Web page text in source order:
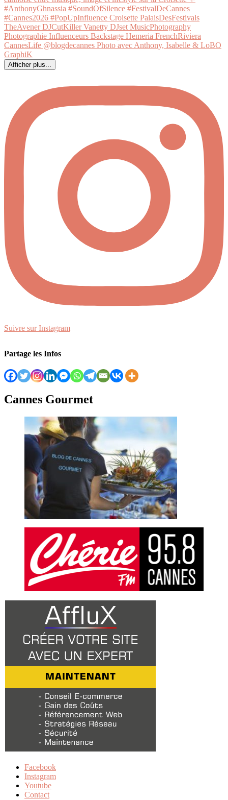
Afficher plus...
Suivre sur Instagram
Partage les Infos
Cannes Gourmet
Facebook
Instagram
Youtube
Contact